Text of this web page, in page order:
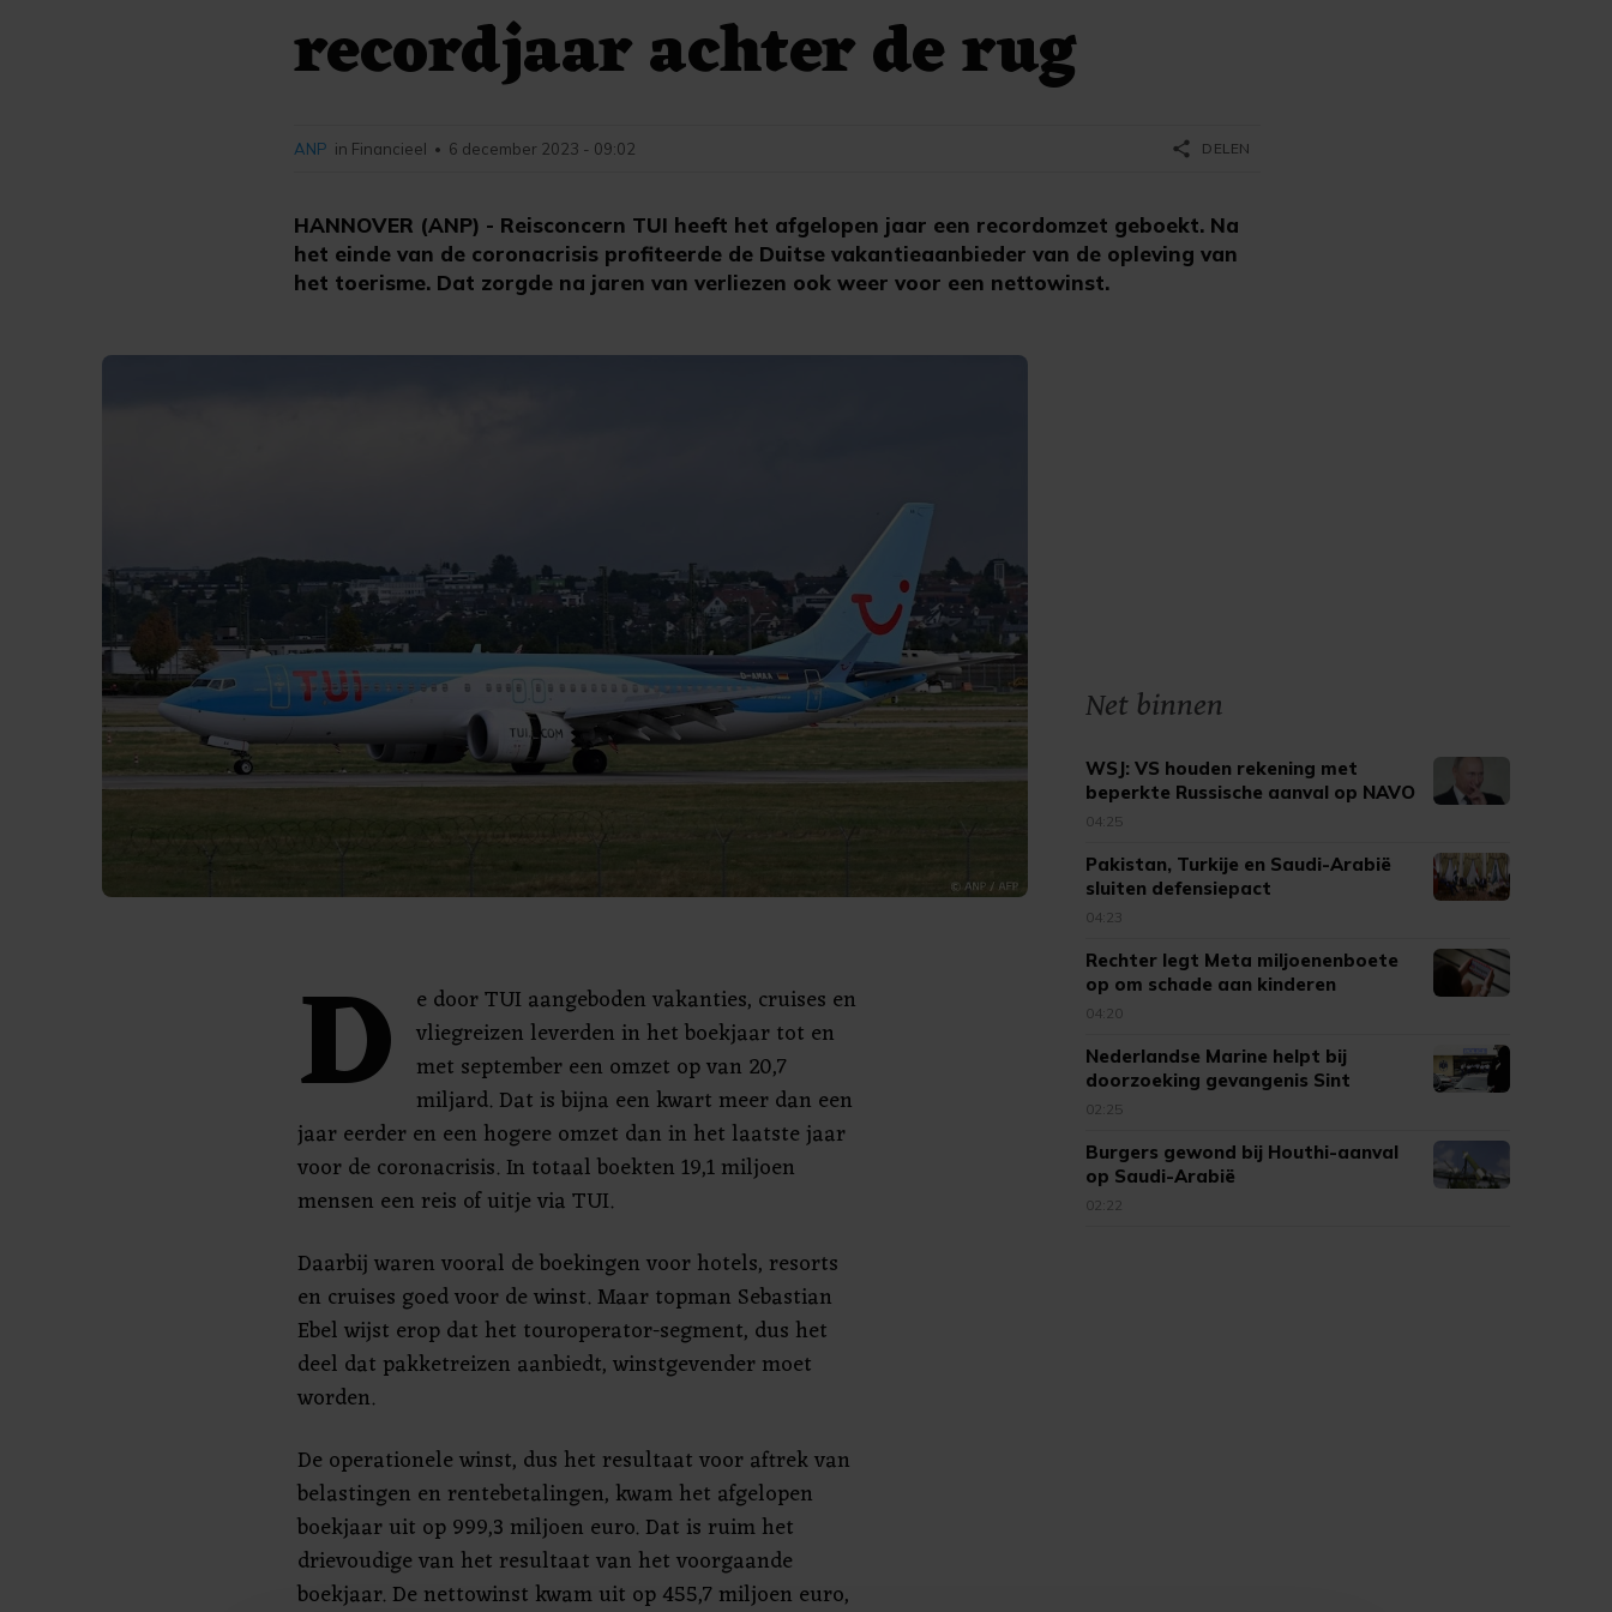
recordjaar achter de rug
HANNOVER (ANP) - Reisconcern TUI heeft het afgelopen jaar een recordomzet geboekt. Na
het einde van de coronacrisis profiteerde de Duitse vakantieaanbieder van de opleving van
het toerisme. Dat zorgde na jaren van verliezen ook weer voor een nettowinst.
ANP in Financieel • 6 december 2023 - 09:02 share DELEN
D
e door TUI aangeboden vakanties, cruises en
vliegreizen leverden in het boekjaar tot en
met september een omzet op van 20,7
miljard. Dat is bijna een kwart meer dan een
jaar eerder en een hogere omzet dan in het laatste jaar
voor de coronacrisis. In totaal boekten 19,1 miljoen
mensen een reis of uitje via TUI.
Daarbij waren vooral de boekingen voor hotels, resorts
en cruises goed voor de winst. Maar topman Sebastian
Ebel wijst erop dat het touroperator-segment, dus het
deel dat pakketreizen aanbiedt, winstgevender moet
worden.
De operationele winst, dus het resultaat voor aftrek van
belastingen en rentebetalingen, kwam het afgelopen
boekjaar uit op 999,3 miljoen euro. Dat is ruim het
drievoudige van het resultaat van het voorgaande
boekjaar. De nettowinst kwam uit op 455,7 miljoen euro,
Net binnen
WSJ: VS houden rekening met
beperkte Russische aanval op NAVO
04:25
Pakistan, Turkije en Saudi-Arabië
sluiten defensiepact
04:23
Rechter legt Meta miljoenenboete
op om schade aan kinderen
04:20
Nederlandse Marine helpt bij
doorzoeking gevangenis Sint
Maarten
02:25
Burgers gewond bij Houthi-aanval
op Saudi-Arabië
02:22